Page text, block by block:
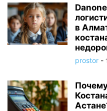
в
prostor -